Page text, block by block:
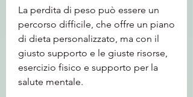
La perdita di peso può essere un
percorso difficile, che offre un piano
di dieta personalizzato, ma con il
giusto supporto e le giuste risorse,
esercizio fisico e supporto per la
salute mentale.